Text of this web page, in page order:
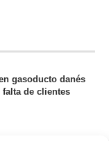
gasoducto danés
de clientes